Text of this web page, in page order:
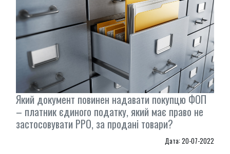
Який документ повинен надавати покупцю ФОП
– платник єдиного податку, який має право не
застосовувати РРО, за продані товари?
Дата: 20-07-2022